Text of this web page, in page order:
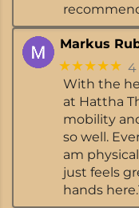
Markus
★★★★★ 4
With the
at Hattha
mobility
so well.
am
just feels
hands